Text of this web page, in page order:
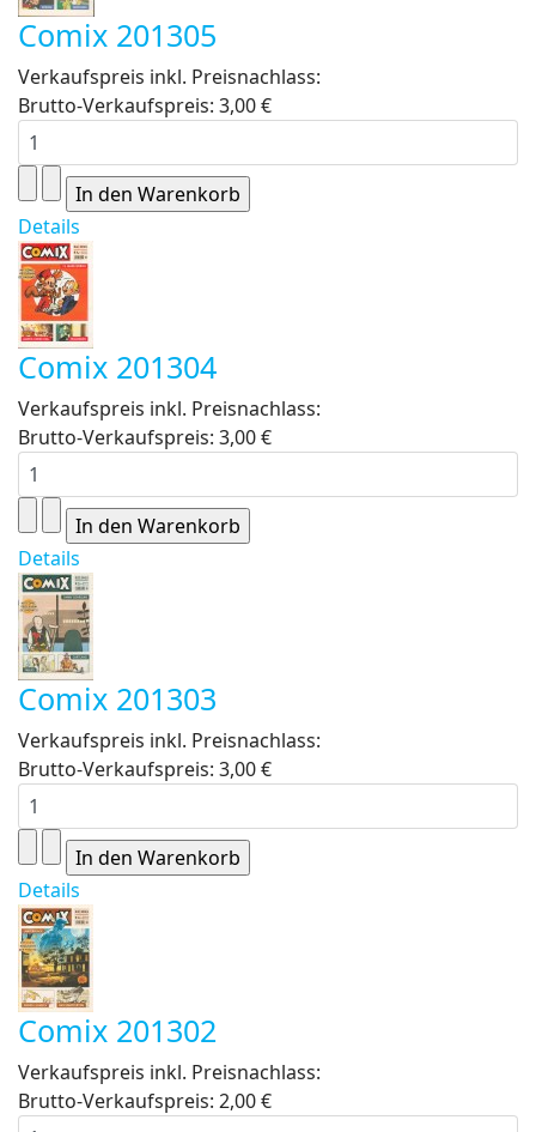
Comix 201305
Verkaufspreis inkl. Preisnachlass:
Brutto-Verkaufspreis: 3,00 €
Details
Comix 201304
Verkaufspreis inkl. Preisnachlass:
Brutto-Verkaufspreis: 3,00 €
Details
Comix 201303
Verkaufspreis inkl. Preisnachlass:
Brutto-Verkaufspreis: 3,00 €
Details
Comix 201302
Verkaufspreis inkl. Preisnachlass:
Brutto-Verkaufspreis: 2,00 €